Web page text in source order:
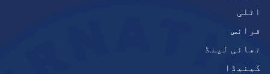
اٹلی
فرانس
تھائی لینڈ
کینیڈا